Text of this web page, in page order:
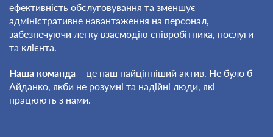
ефективність обслуговування та зменшує
адміністративне навантаження на персонал,
забезпечуючи легку взаємодію співробітника, послуги
та клієнта.
Наша команда – це наш найцінніший актив. Не було б
Айданко, якби не розумні та надійні люди, які
працюють з нами.